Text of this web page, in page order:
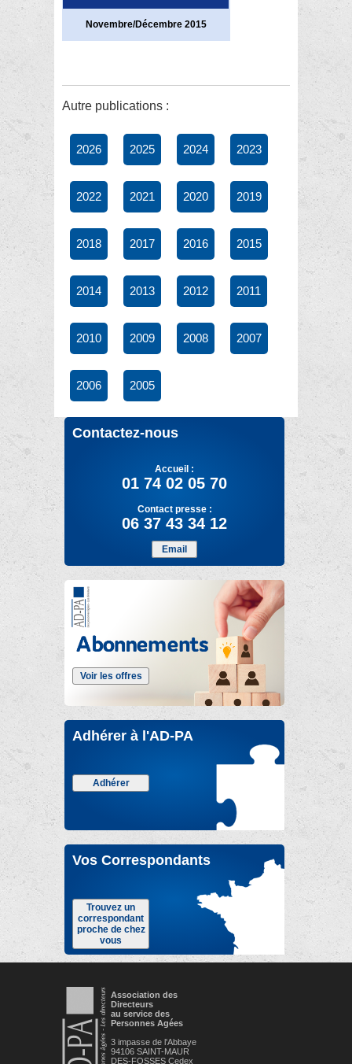
Novembre/Décembre 2015
Autre publications :
2026 2025 2024 2023
2022 2021 2020 2019
2018 2017 2016 2015
2014 2013 2012 2011
2010 2009 2008 2007
2006 2005
Contactez-nous
Accueil :
01 74 02 05 70
Contact presse :
06 37 43 34 12
Email
Voir les offres
Adhérer à l'AD-PA
Adhérer
Vos Correspondants
Trouvez un
correspondant
proche de chez
vous
Association des
Directeurs
au service des
Personnes Agées
3 impasse de l'Abbaye
94106 SAINT-MAUR
DES-FOSSES Cedex